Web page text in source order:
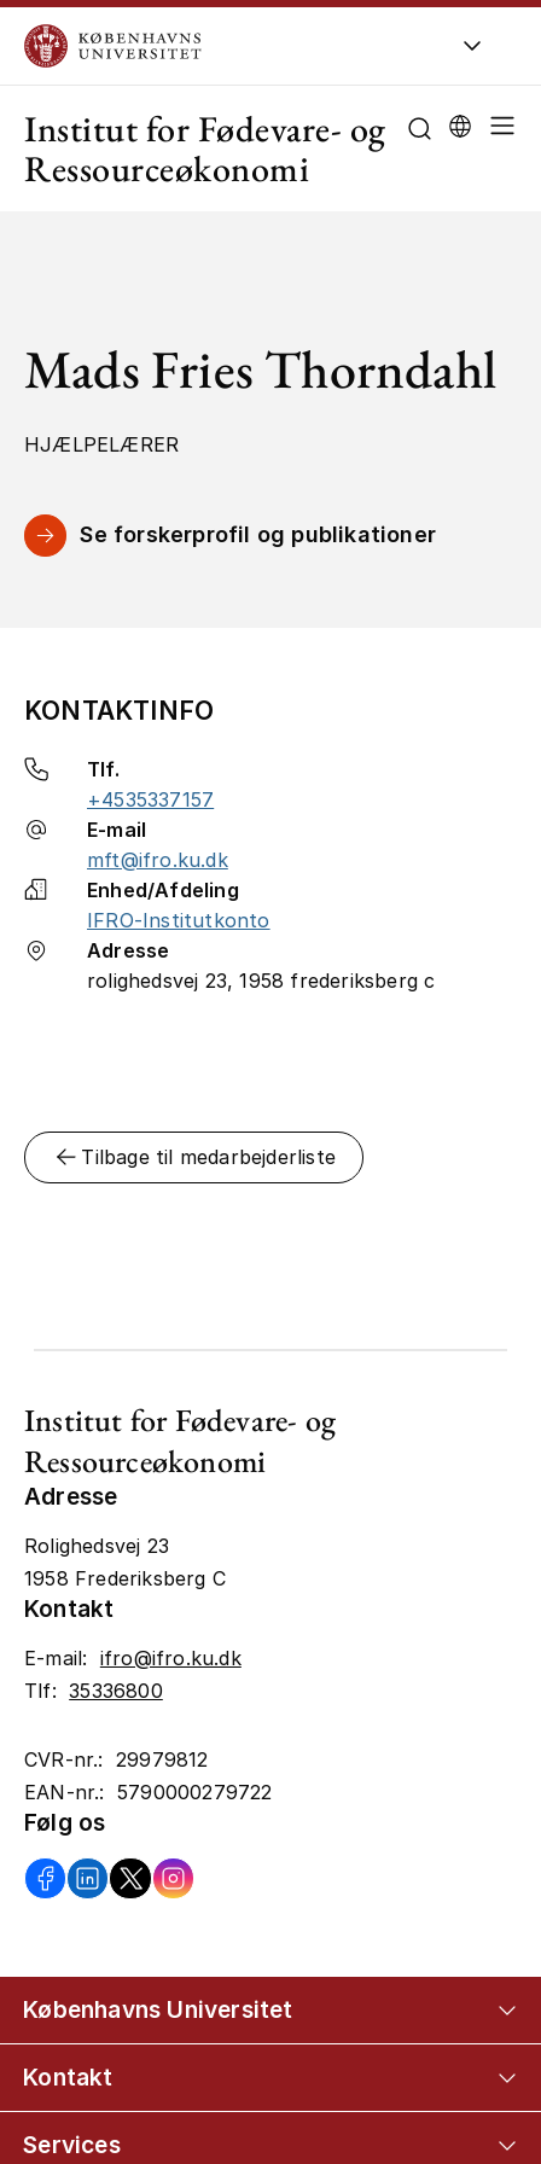
Institut for Fødevare- og
Ressourceøkonomi
Mads Fries Thorndahl
HJÆLPELÆRER
Se forskerprofil og publikationer
KONTAKTINFO
Tlf.
+4535337157
E-mail
mft@ifro.ku.dk
Enhed/Afdeling
IFRO-Institutkonto
Adresse
rolighedsvej 23, 1958 frederiksberg c
Tilbage til medarbejderliste
Institut for Fødevare- og
Ressourceøkonomi
Adresse
Rolighedsvej 23
1958 Frederiksberg C
Kontakt
E-mail: ifro@ifro.ku.dk
Tlf:35336800
CVR-nr.: 29979812
EAN-nr.: 5790000279722
Følg os
Københavns Universitet
Kontakt
Services
Om KU